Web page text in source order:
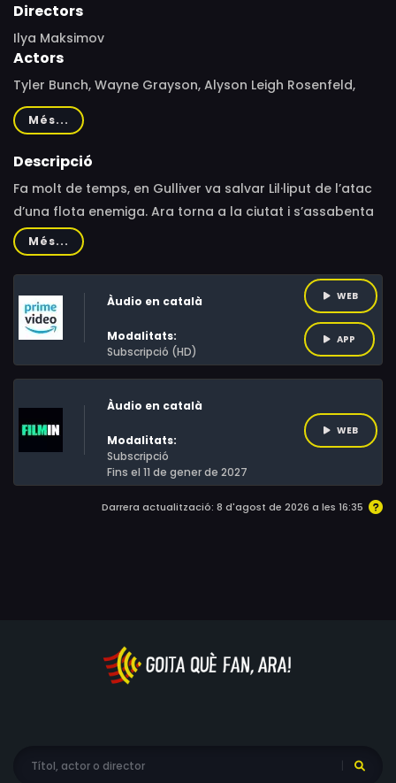
Directors
Ilya Maksimov
Actors
Tyler Bunch, Wayne Grayson, Alyson Leigh Rosenfeld,
Billy Bob Thompson, Tom Wayland
Més...
Descripció
Fa molt de temps, en Gulliver va salvar Lil·liput de l’atac
d’una flota enemiga. Ara torna a la ciutat i s’assabenta
que el rei ha ordenat la seva execució! Voleu saber per
què?
Més...
Àudio en català
Modalitats:
Subscripció (HD)
WEB
APP
Àudio en català
Modalitats:
Subscripció
Fins el 11 de gener de 2027
WEB
Darrera actualització: 8 d'agost de 2026 a les 16:35